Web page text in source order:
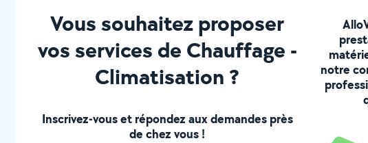
Vous souhaitez proposer
vos services de Chauffage -
Climatisation ?
Inscrivez-vous et répondez aux demandes près
de chez vous !
notre